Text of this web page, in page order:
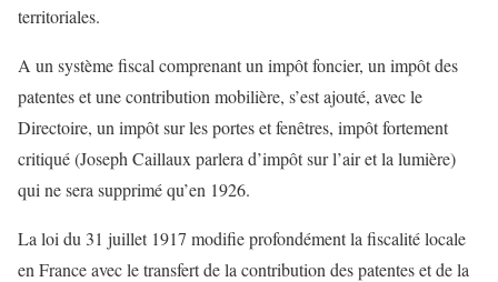
territoriales.
A un système fiscal comprenant un impôt foncier, un impôt des
patentes et une contribution mobilière, s’est ajouté, avec le
Directoire, un impôt sur les portes et fenêtres, impôt fortement
critiqué (Joseph Caillaux parlera d’impôt sur l’air et la lumière)
qui ne sera supprimé qu’en 1926.
La loi du 31 juillet 1917 modifie profondément la fiscalité locale
en France avec le transfert de la contribution des patentes et de la